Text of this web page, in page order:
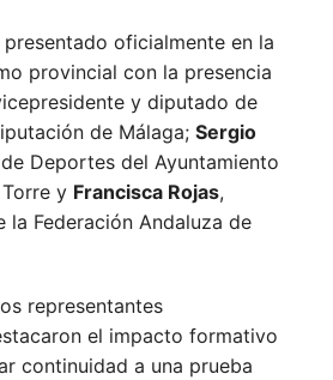
oficialmente en la
provincial con la presencia
y diputado de
de Málaga; Sergio
Deportes del Ayuntamiento
y Francisca Rojas,
la Federación Andaluza de
representantes
el impacto formativo
continuidad a una prueba